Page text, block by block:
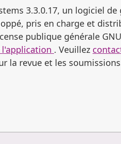
3.3.0.17, un logiciel
pris en charge et
publique générale
. Veuillez
la revue et les